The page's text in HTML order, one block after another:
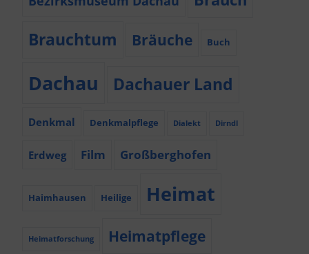
Brauchtum Bräuche Buch
Dachau Dachauer Land
Denkmal Denkmalpflege Dialekt Dirndl
Erdweg Film Großberghofen
Haimhausen Heilige Heimat
Heimatforschung Heimatpflege